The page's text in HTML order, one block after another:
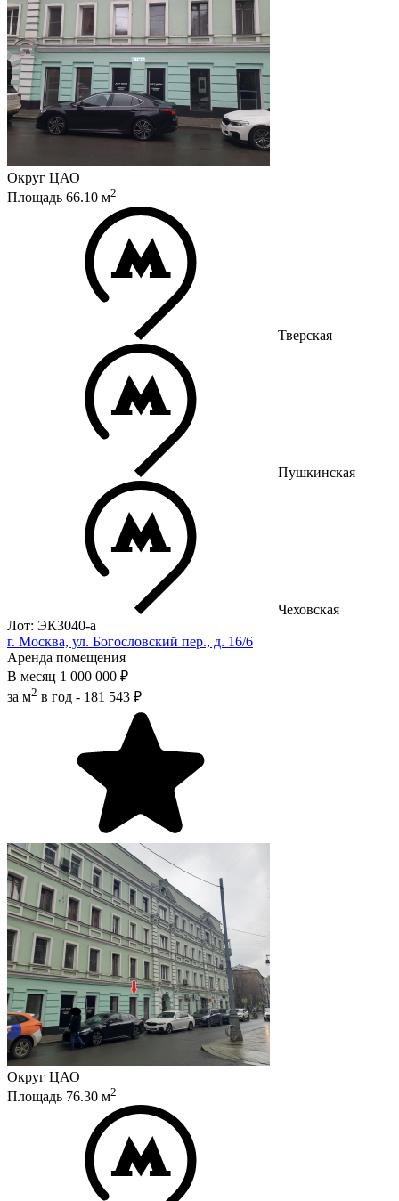
Округ ЦАО
Площадь 66.10 м2
Тверская
Пушкинская
Чеховская
Лот: ЭК3040-a
г. Москва, ул. Богословский пер., д. 16/6
Аренда помещения
В месяц 1 000 000 ₽
за м2 в год - 181 543 ₽
Округ ЦАО
Площадь 76.30 м2